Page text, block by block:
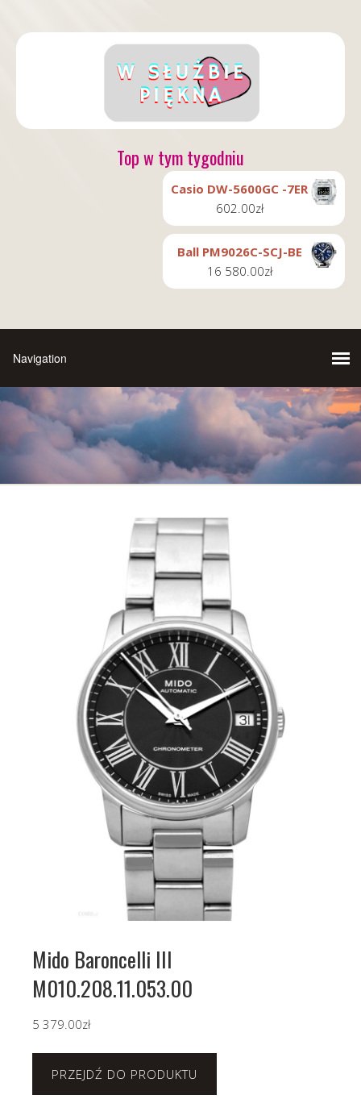
Top w tym tygodniu
Casio DW-5600GC -7ER
602.00zł
Ball PM9026C-SCJ-BE
16 580.00zł
Mido Baroncelli III
M010.208.11.053.00
5 379.00zł
PRZEJDŹ DO PRODUKTU